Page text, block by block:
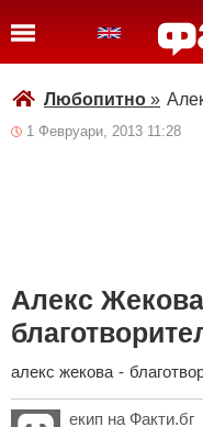
Любопитно »
1 Февруари, 2013 11:28
Алекс
алекс жекова -
екип на Факти.бг